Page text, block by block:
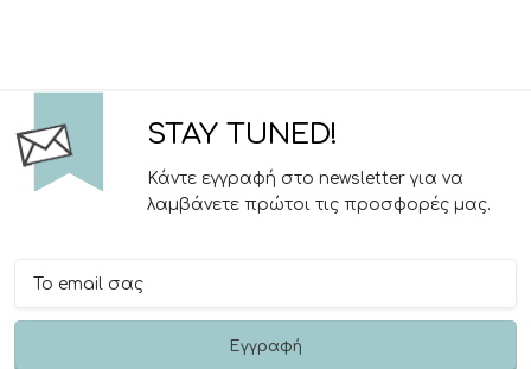
STAY TUNED!
Κάντε εγγραφή στο newsletter για να
λαμβάνετε πρώτοι τις προσφορές μας.